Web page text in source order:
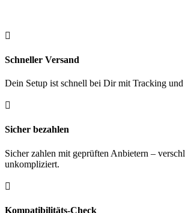

Schneller Versand
Dein Setup ist schnell bei Dir mit Tracking und

Sicher bezahlen
Sicher zahlen mit geprüften Anbietern –
unkompliziert.

Kompatibilitäts-Check